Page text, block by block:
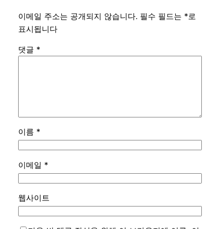
이메일 주소는 공개되지 않습니다. 필수 필드는 *로
표시됩니다
댓글 *
이름 *
이메일 *
웹사이트